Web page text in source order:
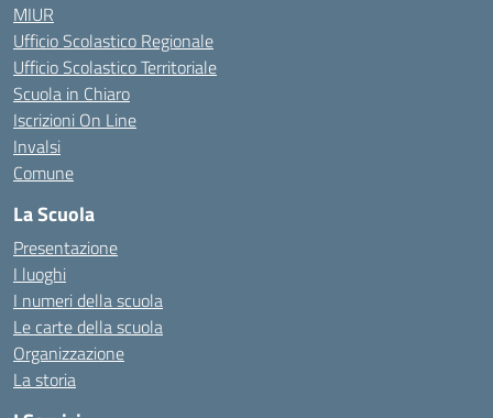
MIUR
Ufficio Scolastico Regionale
Ufficio Scolastico Territoriale
Scuola in Chiaro
Iscrizioni On Line
Invalsi
Comune
La Scuola
Presentazione
I luoghi
I numeri della scuola
Le carte della scuola
Organizzazione
La storia